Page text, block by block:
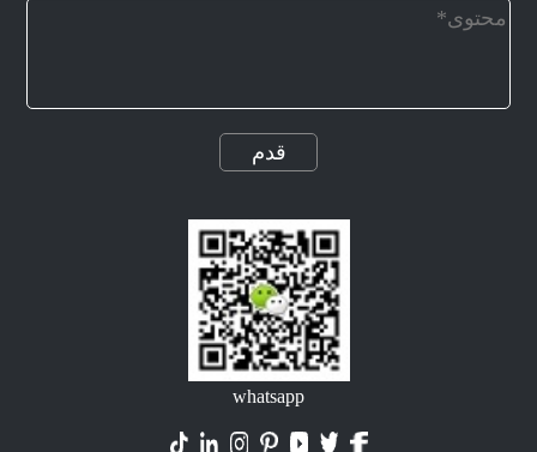
قدم
whatsapp